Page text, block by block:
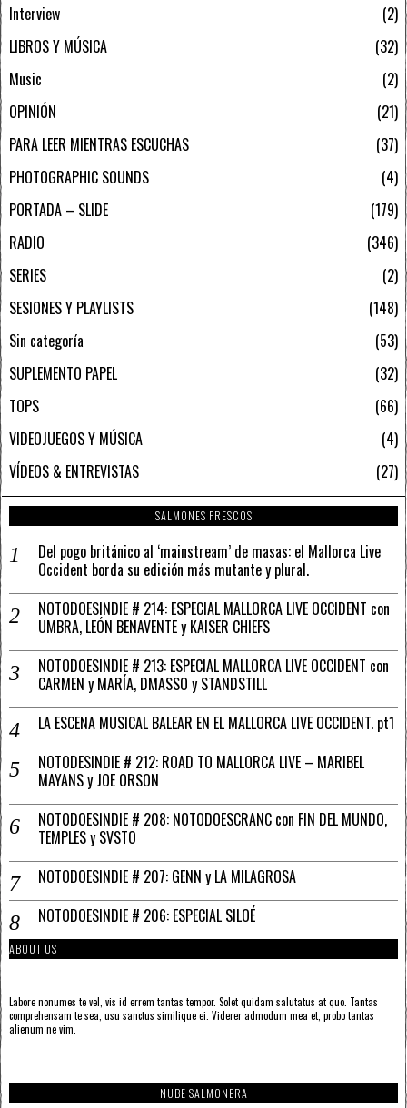
Interview
2
LIBROS Y MÚSICA
32
Music
2
OPINIÓN
21
PARA LEER MIENTRAS ESCUCHAS
37
PHOTOGRAPHIC SOUNDS
4
PORTADA – SLIDE
179
RADIO
346
SERIES
2
SESIONES Y PLAYLISTS
148
Sin categoría
53
SUPLEMENTO PAPEL
32
TOPS
66
VIDEOJUEGOS Y MÚSICA
4
VÍDEOS & ENTREVISTAS
27
SALMONES FRESCOS
Del pogo británico al ‘mainstream’ de masas: el Mallorca Live
Occident borda su edición más mutante y plural.
NOTODOESINDIE # 214: ESPECIAL MALLORCA LIVE OCCIDENT con
UMBRA, LEÓN BENAVENTE y KAISER CHIEFS
NOTODOESINDIE # 213: ESPECIAL MALLORCA LIVE OCCIDENT con
CARMEN y MARÍA, DMASSO y STANDSTILL
LA ESCENA MUSICAL BALEAR EN EL MALLORCA LIVE OCCIDENT. pt1
NOTODESINDIE # 212: ROAD TO MALLORCA LIVE – MARIBEL
MAYANS y JOE ORSON
NOTODOESINDIE # 208: NOTODOESCRANC con FIN DEL MUNDO,
TEMPLES y SVSTO
NOTODOESINDIE # 207: GENN y LA MILAGROSA
NOTODOESINDIE # 206: ESPECIAL SILOÉ
ABOUT US
Labore nonumes te vel, vis id errem tantas tempor. Solet quidam salutatus at quo. Tantas
comprehensam te sea, usu sanctus similique ei. Viderer admodum mea et, probo tantas
alienum ne vim.
NUBE SALMONERA